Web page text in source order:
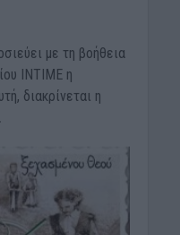
με τη βοήθεια
INTIME η
διακρίνεται η